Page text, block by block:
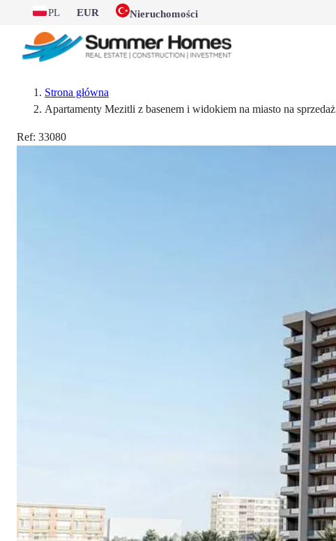
PL EUR Nieruchomości
Strona główna
Apartamenty Mezitli z basenem i widokiem na miasto na sprzedaż
Ref: 33080